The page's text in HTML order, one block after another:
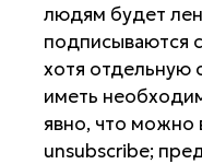
людям будет
подписываются
хотя отдельную
иметь
явно, что можно
unsubscribe;